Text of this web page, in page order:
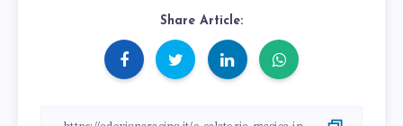
Share Article: